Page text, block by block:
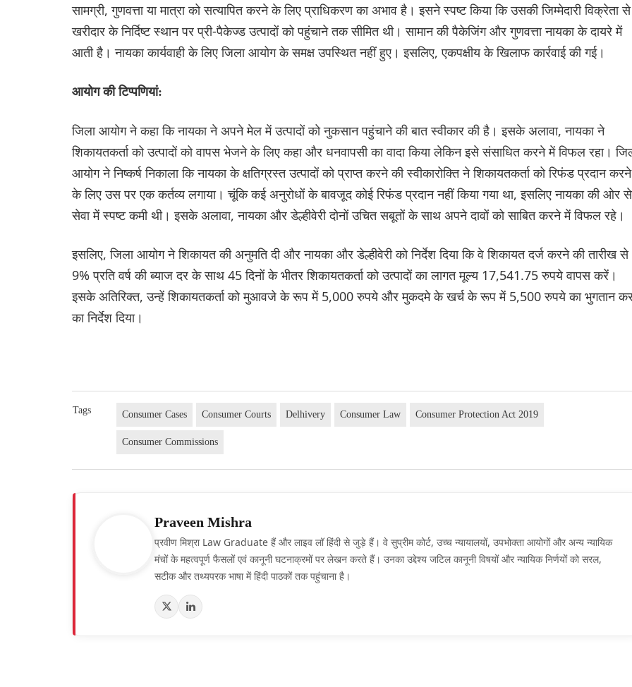
सामग्री, गुणवत्ता या मात्रा को सत्यापित करने के लिए प्राधिकरण का अभाव है। इसने स्पष्ट किया कि उसकी जिम्मेदारी विक्रेता से
खरीदार के निर्दिष्ट स्थान पर प्री-पैकेज्ड उत्पादों को पहुंचाने तक सीमित थी। सामान की पैकेजिंग और गुणवत्ता नायका के दायरे में
आती है। नायका कार्यवाही के लिए जिला आयोग के समक्ष उपस्थित नहीं हुए। इसलिए, एकपक्षीय के खिलाफ कार्रवाई की गई।
आयोग की टिप्पणियां:
जिला आयोग ने कहा कि नायका ने अपने मेल में उत्पादों को नुकसान पहुंचाने की बात स्वीकार की है। इसके अलावा, नायका ने
शिकायतकर्ता को उत्पादों को वापस भेजने के लिए कहा और धनवापसी का वादा किया लेकिन इसे संसाधित करने में विफल रहा।
आयोग ने निष्कर्ष निकाला कि नायका के क्षतिग्रस्त उत्पादों को प्राप्त करने की स्वीकारोक्ति ने शिकायतकर्ता को रिफंड प्रदान करने
के लिए उस पर एक कर्तव्य लगाया। चूंकि कई अनुरोधों के बावजूद कोई रिफंड प्रदान नहीं किया गया था, इसलिए नायका की ओर से
सेवा में स्पष्ट कमी थी। इसके अलावा, नायका और डेल्हीवेरी दोनों उचित सबूतों के साथ अपने दावों को साबित करने में विफल रहे।
इसलिए, जिला आयोग ने शिकायत की अनुमति दी और नायका और डेल्हीवेरी को निर्देश दिया कि वे शिकायत दर्ज करने की तारीख से
9% प्रति वर्ष की ब्याज दर के साथ 45 दिनों के भीतर शिकायतकर्ता को उत्पादों का लागत मूल्य 17,541.75 रुपये वापस करें।
इसके अतिरिक्त, उन्हें शिकायतकर्ता को मुआवजे के रूप में 5,000 रुपये और मुकदमे के खर्च के रूप में 5,500 रुपये का भुगतान
का निर्देश दिया।
Tags Consumer Cases Consumer Courts Delhivery Consumer Law Consumer Protection Act 2019
Consumer Commissions
Praveen Mishra
प्रवीण मिश्रा Law Graduate हैं और लाइव लॉ हिंदी से जुड़े हैं। वे सुप्रीम कोर्ट, उच्च न्यायालयों, उपभोक्ता आयोगों और अन्य न्यायिक
मंचों के महत्वपूर्ण फैसलों एवं कानूनी घटनाक्रमों पर लेखन करते हैं। उनका उद्देश्य जटिल कानूनी विषयों और न्यायिक निर्णयों को सरल,
सटीक और तथ्यपरक भाषा में हिंदी पाठकों तक पहुंचाना है।